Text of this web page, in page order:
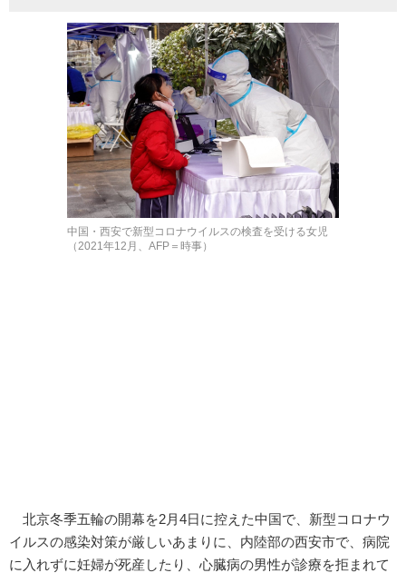
中国・西安で新型コロナウイルスの検査を受ける女児
（2021年12月、AFP＝時事）
北京冬季五輪の開幕を2月4日に控えた中国で、新型コロナウ
イルスの感染対策が厳しいあまりに、内陸部の西安市で、病院
に入れずに妊婦が死産したり、心臓病の男性が診療を拒まれて